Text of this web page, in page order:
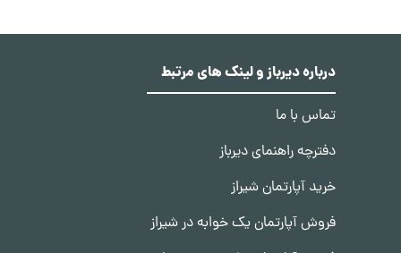
درباره دیرباز و لینک های مرتبط
تماس با ما
دفترچه راهنمای دیرباز
خرید آپارتمان شیراز
فروش آپارتمان یک خوابه در شیراز